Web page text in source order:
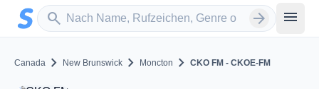
Zum Hauptinhalt springen
search
Sender suchen arrow_forward menu
Canada chevron_right New Brunswick chevron_right Moncton chevron_right CKO FM - CKOE-FM